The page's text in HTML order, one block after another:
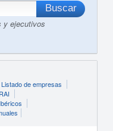
y ejecutivos
Listado de empresas